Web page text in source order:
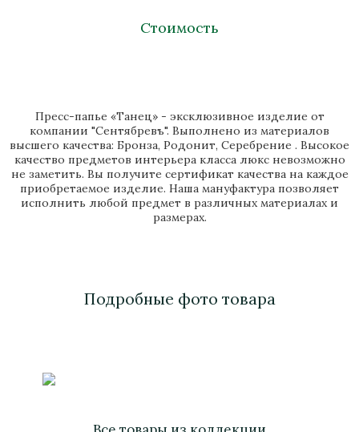
Стоимость
Пресс-папье «Танец» - эксклюзивное изделие от
компании "Сентябревъ". Выполнено из материалов
высшего качества: Бронза, Родонит, Серебрение . Высокое
качество предметов интерьера класса люкс невозможно
не заметить. Вы получите сертификат качества на каждое
приобретаемое изделие. Наша мануфактура позволяет
исполнить любой предмет в различных материалах и
размерах.
Подробные фото товара